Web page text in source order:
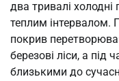
два тривалі холодні
теплим інтервалом.
покрив
березові ліси, а під
близькими до